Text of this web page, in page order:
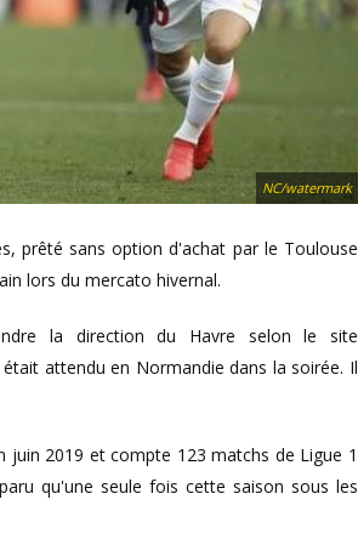
NC/watermark
prêté sans option d'achat par le Toulouse
lors du mercato hivernal.
la direction du Havre selon le site
attendu en Normandie dans la soirée. Il
2019 et compte 123 matchs de Ligue 1
qu'une seule fois cette saison sous les